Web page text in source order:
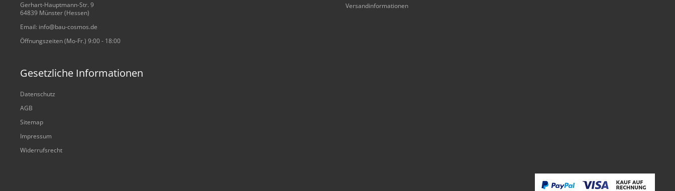
Gerhart-Hauptmann-Str. 9
64839 Münster (Hessen)
Email: info@bau-cosmos.de
Öffnungszeiten (Mo-Fr.) 9:00 - 18:00
Versandinformationen
Gesetzliche Informationen
Datenschutz
AGB
Sitemap
Impressum
Widerrufsrecht